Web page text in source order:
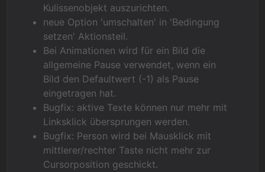
Kulissenobjekt auszurichten.
neue Option 'umschalten' in 'Bedingung
setzen' Aktionsteil.
Bei Animationen wird für ein Bild die
allgemeine Pause verwendet, wenn ein
Bild den Defaultwert (-1) als Pause
eingetragen hat.
Bugfix: aktive Texte können nur mehr mit
Linksklick übersprungen werden.
Bugfix: Person wird bei Mausklick mit
mittlerer/rechter Taste nicht mehr zur
Cursorposition geschickt.